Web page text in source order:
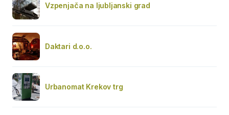
Vzpenjača na ljubljanski grad
Daktari d.o.o.
Urbanomat Krekov trg